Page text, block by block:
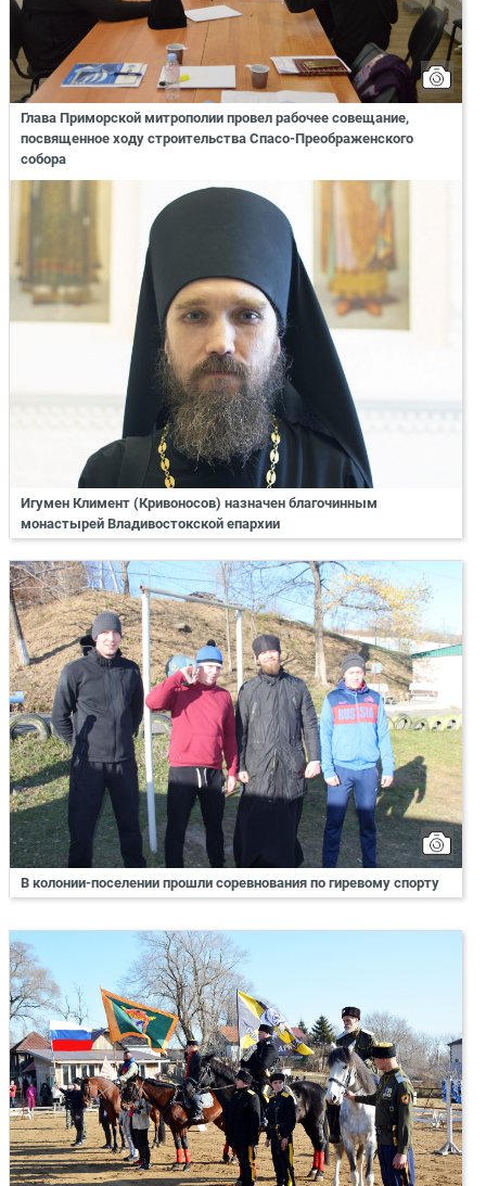
Глава Приморской митрополии провел рабочее совещание,
посвященное ходу строительства Спасо-Преображенского
собора
Игумен Климент (Кривоносов) назначен благочинным
монастырей Владивостокской епархии
В колонии-поселении прошли соревнования по гиревому спорту